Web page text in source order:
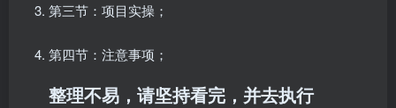
第三节：项目实操；
第四节：注意事项；
整理不易，请坚持看完，并去执行